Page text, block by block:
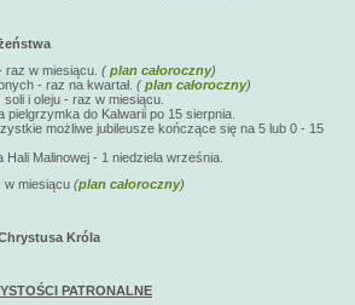
raz w miesiącu. (plan całoroczny)
- raz na kwartał. (plan całoroczny)
i oleju - raz w miesiącu.
do Kalwarii po 15 sierpnia.
możliwe jubileusze kończące się na 5 lub 0 - 15
Malinowej - 1 niedziela września.
w miesiącu (plan całoroczny)
Króla
PATRONALNE